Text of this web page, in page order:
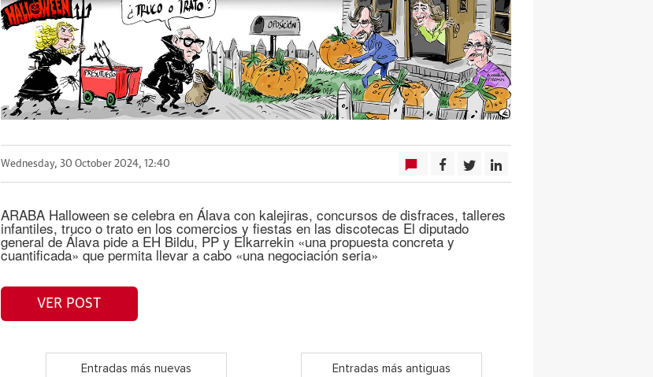
Wednesday, 30 October 2024, 12:40
ARABA Halloween se celebra en Álava con kalejiras, concursos de disfraces, talleres
infantiles, truco o trato en los comercios y fiestas en las discotecas El diputado
general de Álava pide a EH Bildu, PP y Elkarrekin «una propuesta concreta y
cuantificada» que permita llevar a cabo «una negociación seria»
VER POST
Entradas más nuevas Entradas más antiguas